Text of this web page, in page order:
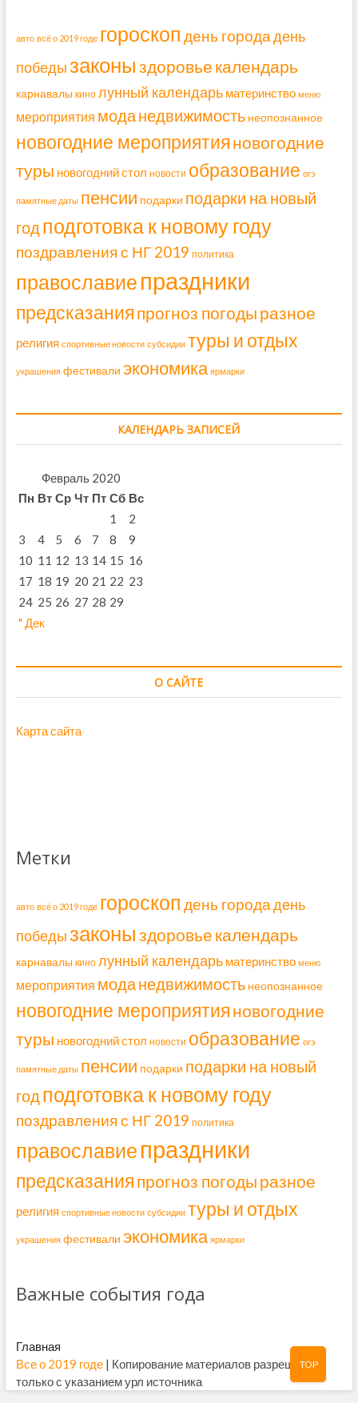
авто всё о 2019 годе гороскоп день города день
победызаконыздоровье календарь
карнавалы кино лунный календарь материнство меню
мероприятия мода недвижимость неопознанное
новогодние мероприятия новогодние
туры новогодний стол новости образование огэ
памятные даты пенсии подарки подарки на новый
год подготовка к новому году
поздравления с НГ 2019 политика
православие праздники
предсказанияпрогноз погоды разное
религия спортивные новости субсидии туры и отдых
украшения фестивали экономика ярмарки
КАЛЕНДАРЬ ЗАПИСЕЙ
Февраль 2020
Пн Вт Ср Чт Пт Сб Вс
" Дек
1
2
3
4 5 6 7 8
9
10 11 12 13 14 15 16
17 18 19 20 21 22 23
24 25 26 27 28 29
О САЙТЕ
Карта сайта
Метки
авто всё о 2019 годе гороскоп день города день
победызаконыздоровье календарь
карнавалы кино лунный календарь материнство меню
мероприятия мода недвижимость неопознанное
новогодние мероприятия новогодние
туры новогодний стол новости образование огэ
памятные даты пенсии подарки подарки на новый
год подготовка к новому году
поздравления с НГ 2019 политика
православие праздники
предсказанияпрогноз погоды разное
религия спортивные новости субсидии туры и отдых
украшения фестивали экономика ярмарки
Важные события года
Главная
Все о 2019 годе| Копирование материалов разрешено
только с указанием урл источника
TOP